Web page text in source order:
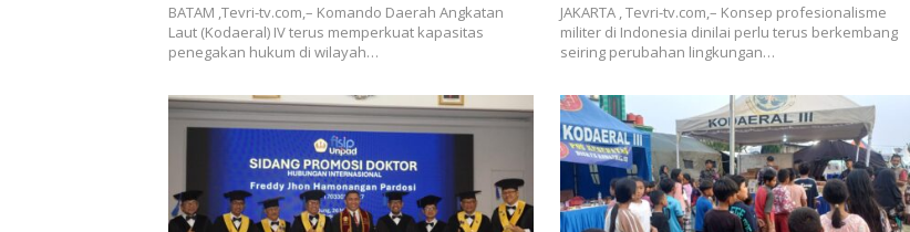
BATAM ,Tevri-tv.com,– Komando Daerah Angkatan
Laut (Kodaeral) IV terus memperkuat kapasitas
penegakan hukum di wilayah…
JAKARTA , Tevri-tv.com,– Konsep profesionalisme
militer di Indonesia dinilai perlu terus berkembang
seiring perubahan lingkungan…